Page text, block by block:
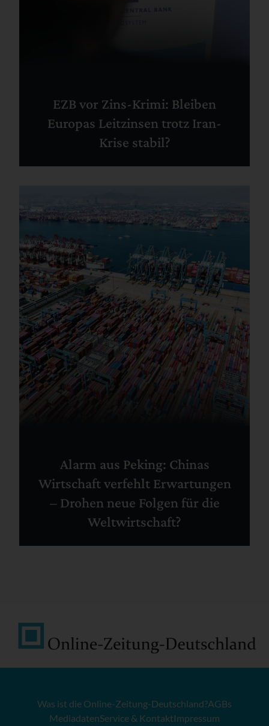
EZB vor Zins-Krimi: Bleiben
Europas Leitzinsen trotz Iran-
Krise stabil?
Alarm aus Peking: Chinas
Wirtschaft verfehlt Erwartungen
– Drohen neue Folgen für die
Weltwirtschaft?
Was ist die Online-Zeitung-Deutschland?AGBs
MediadatenService & KontaktImpressum